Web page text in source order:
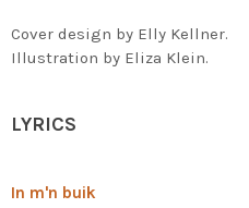
Cover design by Elly Kellner.
Illustration by Eliza Klein.
LYRICS
In m'n buik